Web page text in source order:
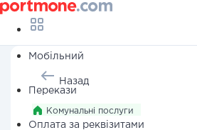
Мобільний
Перекази
Оплата за реквізитами
Назад
Комунальні послуги